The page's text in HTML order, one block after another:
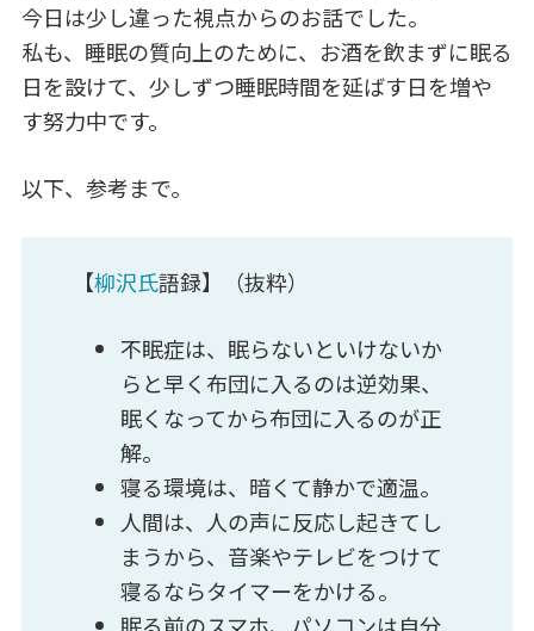
今日は少し違った視点からのお話でした。
私も、睡眠の質向上のために、お酒を飲まずに眠る
日を設けて、少しずつ睡眠時間を延ばす日を増や
す努力中です。
以下、参考まで。
【柳沢氏語録】（抜粋）
不眠症は、眠らないといけないか
らと早く布団に入るのは逆効果、
眠くなってから布団に入るのが正
解。
寝る環境は、暗くて静かで適温。
人間は、人の声に反応し起きてし
まうから、音楽やテレビをつけて
寝るならタイマーをかける。
眠る前のスマホ、パソコンは自分